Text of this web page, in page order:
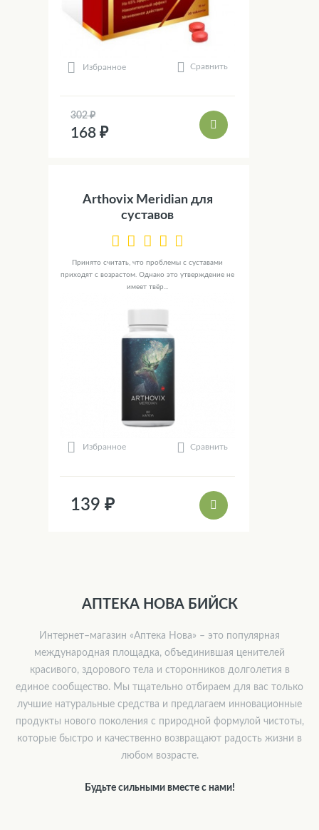
Избранное Сравнить
302 ₽
168 ₽
Arthovix Meridian для
суставов
Принято считать, что проблемы с суставами
приходят с возрастом. Однако это утверждение не
имеет твёр...
Избранное Сравнить
139 ₽
АПТЕКА НОВА БИЙСК
Интернет–магазин «Аптека Нова» – это популярная
международная площадка, объединившая ценителей
красивого, здорового тела и сторонников долголетия в
единое сообщество. Мы тщательно отбираем для вас только
лучшие натуральные средства и предлагаем инновационные
продукты нового поколения с природной формулой чистоты,
которые быстро и качественно возвращают радость жизни в
любом возрасте.
Будьте сильными вместе с нами!